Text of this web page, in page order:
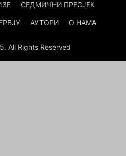
СЕДМИЧНИ ПРЕСЈЕК
АУТОРИ О НАМА
All Rights Reserved